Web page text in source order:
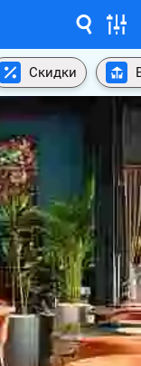
Скидки